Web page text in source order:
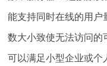
能支持同时在线的用户
数大小致使无法访问的
可以满足小型企业或个